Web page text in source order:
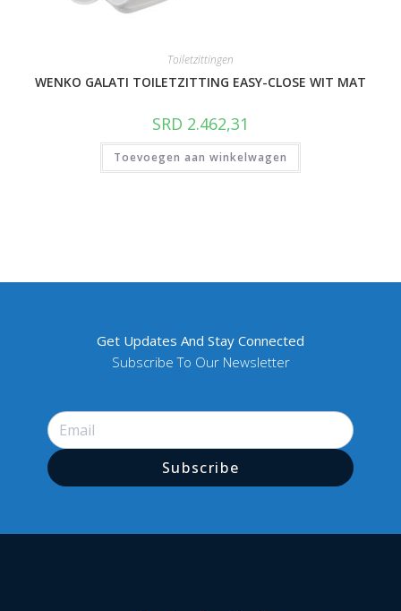
Toiletzittingen
WENKO GALATI TOILETZITTING EASY-CLOSE WIT MAT
SRD 2.462,31
Toevoegen aan winkelwagen
Get Updates And Stay Connected
Subscribe To Our Newsletter
Subscribe